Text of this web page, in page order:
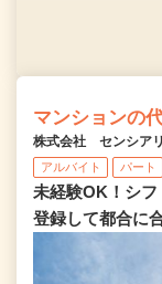
マンションの
株式会社 センシア
アルバイト パート
未経験OK！シ
登録して都合に